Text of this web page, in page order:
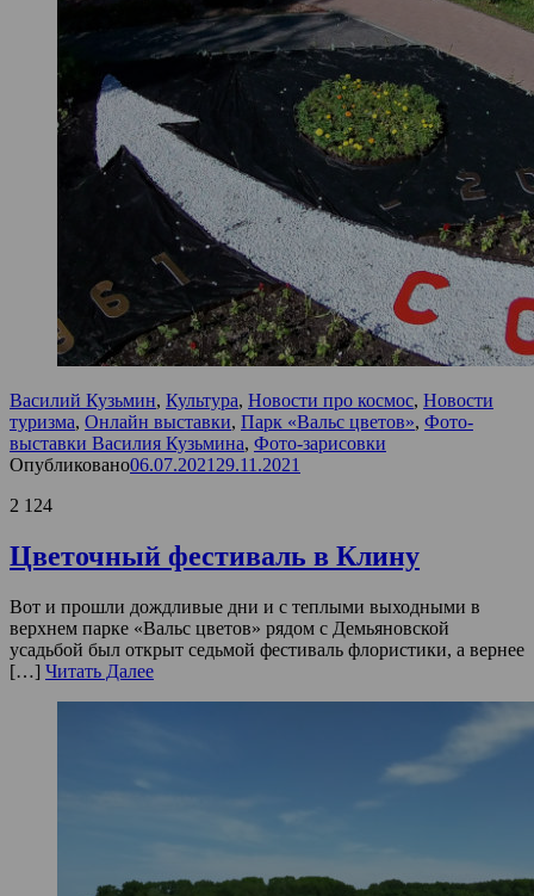
Василий Кузьмин, Культура, Новости про космос, Новости
туризма, Онлайн выставки, Парк «Вальс цветов», Фото-
выставки Василия Кузьмина, Фото-зарисовки
Опубликовано06.07.2021 29.11.2021
2 124
Цветочный фестиваль в Клину
Вот и прошли дождливые дни и с теплыми выходными в
верхнем парке «Вальс цветов» рядом с Демьяновской
усадьбой был открыт седьмой фестиваль флористики, а вернее
[…] Читать Далее